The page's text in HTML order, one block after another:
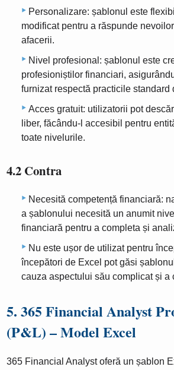
Personalizare: șablonul este
modificat pentru a răspunde
afacerii.
Nivel profesional: șablonul este
profesioniștilor financiari,
furnizat respectă practicile standard
Acces gratuit: utilizatorii pot
liber, făcându-l accesibil pentru
toate nivelurile.
4.2 Contra
Necesită competență financiară:
a șablonului necesită un anumit
financiară pentru a completa și
Nu este ușor de utilizat pentru
începători de Excel pot găsi
cauza aspectului său complicat și a
5. 365 Financial Analyst
(P&L) – Model Excel
365 Financial Analyst oferă un șablon